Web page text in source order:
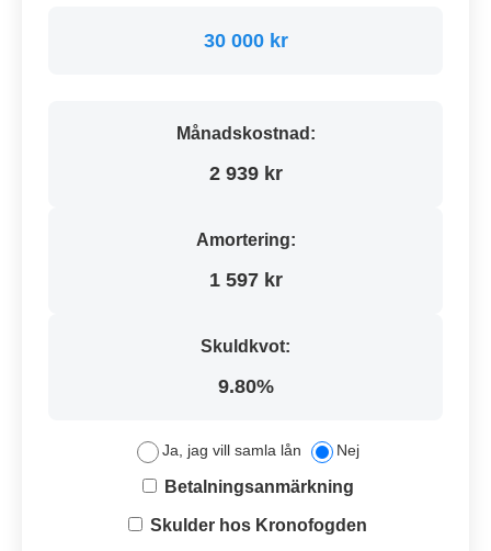
30 000 kr
Månadskostnad:
2 939 kr
Amortering:
1 597 kr
Skuldkvot:
9.80%
Ja, jag vill samla lån Nej
Betalningsanmärkning
Skulder hos Kronofogden